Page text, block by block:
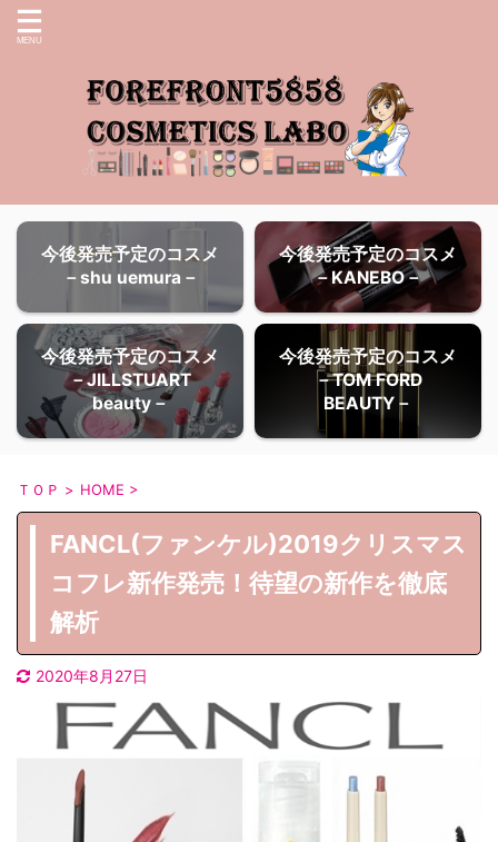
今後発売予定のコスメ
－shu uemura－
今後発売予定のコスメ
－KANEBO－
今後発売予定のコスメ
－JILLSTUART
beauty－
今後発売予定のコスメ
－TOM FORD
BEAUTY－
ＴＯＰ > HOME >
FANCL(ファンケル)2019クリスマス
コフレ新作発売！待望の新作を徹底
解析
2020年8月27日